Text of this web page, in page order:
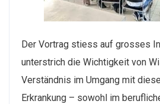
Der Vortrag stiess auf grosses
unterstrich die Wichtigkeit von
Verständnis im Umgang mit
Erkrankung – sowohl im